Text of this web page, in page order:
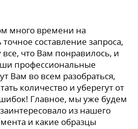
много времени на
составление запроса,
что Вам понравилось, и
профессиональные
Вам во всем разобраться,
количество и уберегут от
Главное, мы уже будем
из нашего
и какие образцы